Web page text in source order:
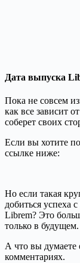
Дата выпуска
Пока не совсем
как все зависит
соберет своих
Если вы хотите
ссылке ниже:
Но если такая
добиться успеха
Librem? Это
только в будущем.
А что вы думаете
комментариях.